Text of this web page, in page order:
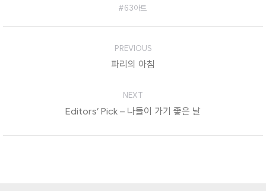
63아트
PREVIOUS
Previous
파리의 아침
NEXT
Next
Editors’ Pick – 나들이 가기 좋은 날